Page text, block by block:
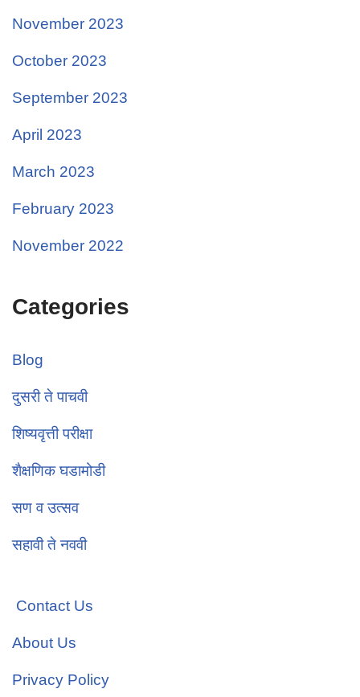
November 2023
October 2023
September 2023
April 2023
March 2023
February 2023
November 2022
Categories
Blog
दुसरी ते पाचवी
शिष्यवृत्ती परीक्षा
शैक्षणिक घडामोडी
सण व उत्सव
सहावी ते नववी
Contact Us
About Us
Privacy Policy